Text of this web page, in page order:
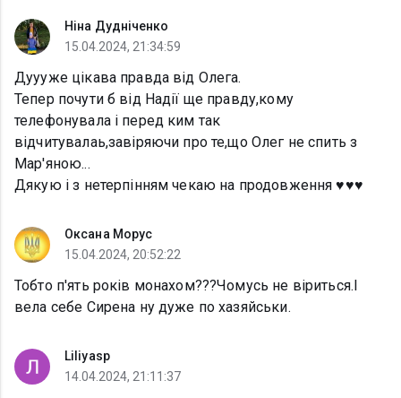
Ніна Дудніченко
15.04.2024, 21:34:59
Дуууже цікава правда від Олега.
Тепер почути б від Надії ще правду,кому
телефонувала і перед ким так
відчитувалаь,завіряючи про те,що Олег не спить з
Мар'яною...
Дякую і з нетерпінням чекаю на продовження ♥️♥️♥️
Оксана Морус
15.04.2024, 20:52:22
Тобто п'ять років монахом???Чомусь не віриться.І
вела себе Сирена ну дуже по хазяйськи.
Liliyasp
14.04.2024, 21:11:37